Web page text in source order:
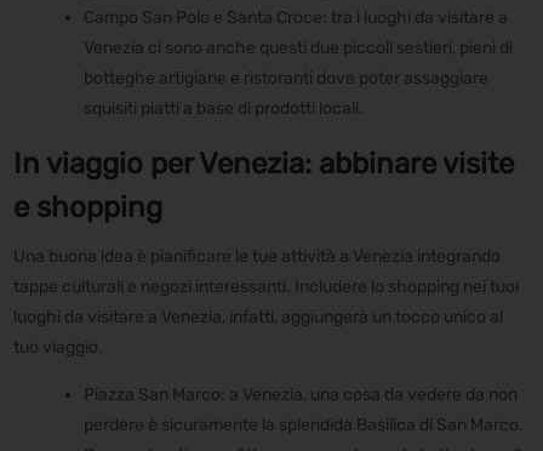
Campo San Polo e Santa Croce: tra i luoghi da visitare a
Venezia ci sono anche questi due piccoli sestieri, pieni di
botteghe artigiane e ristoranti dove poter assaggiare
squisiti piatti a base di prodotti locali.
In viaggio per Venezia: abbinare visite
e shopping
Una buona idea è pianificare le tue attività a Venezia integrando
tappe culturali e negozi interessanti. Includere lo shopping nei tuoi
luoghi da visitare a Venezia, infatti, aggiungerà un tocco unico al
tuo viaggio.
Piazza San Marco: a Venezia, una cosa da vedere da non
perdere è sicuramente la splendida Basilica di San Marco.